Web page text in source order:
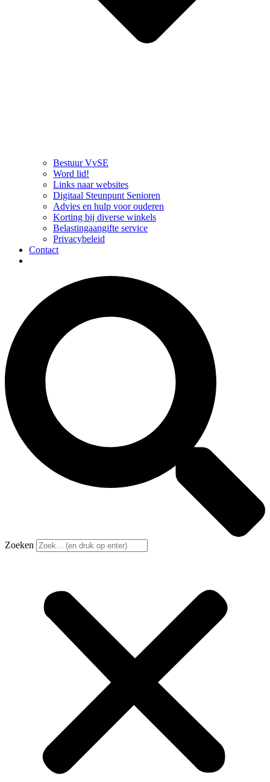
Bestuur VvSE
Word lid!
Links naar websites
Digitaal Steunpunt Senioren
Advies en hulp voor ouderen
Korting bij diverse winkels
Belastingaangifte service
Privacybeleid
Contact
Zoeken